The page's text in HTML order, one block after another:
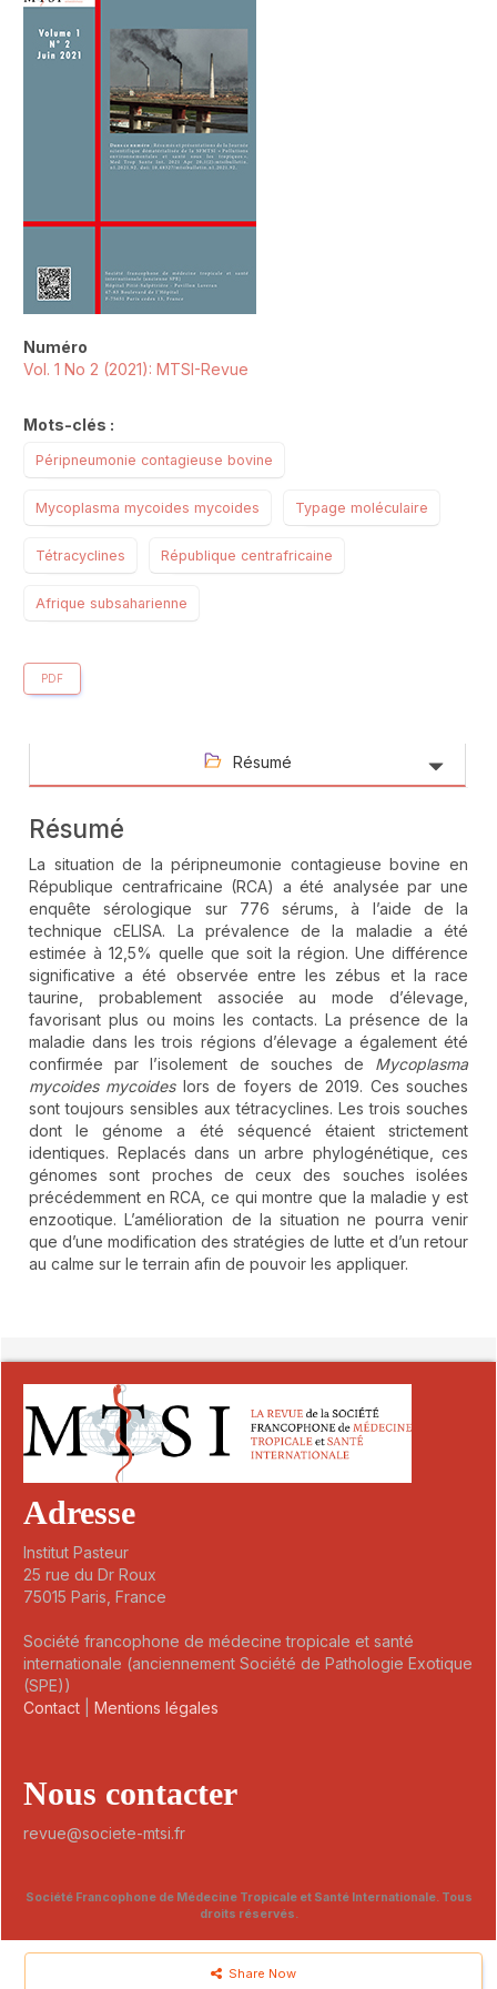
Numéro
Vol. 1 No 2 (2021): MTSI-Revue
Mots-clés :
Péripneumonie contagieuse bovine
Mycoplasma mycoides mycoides Typage moléculaire
Tétracyclines République centrafricaine
Afrique subsaharienne
PDF
Résumé
Résumé
La situation de la péripneumonie contagieuse bovine en
République centrafricaine (RCA) a été analysée par une
enquête sérologique sur 776 sérums, à l’aide de la
technique cELISA. La prévalence de la maladie a été
estimée à 12,5% quelle que soit la région. Une différence
significative a été observée entre les zébus et la race
taurine, probablement associée au mode d’élevage,
favorisant plus ou moins les contacts. La présence de la
maladie dans les trois régions d’élevage a également été
confirmée par l’isolement de souches de Mycoplasma
mycoides mycoideslors de foyers de 2019. Ces souches
sont toujours sensibles aux tétracyclines. Les trois souches
dont le génome a été séquencé étaient strictement
identiques. Replacés dans un arbre phylogénétique, ces
génomes sont proches de ceux des souches isolées
précédemment en RCA, ce qui montre que la maladie y est
enzootique. L’amélioration de la situation ne pourra venir
que d’une modification des stratégies de lutte et d’un retour
au calme sur le terrain afin de pouvoir les appliquer.
Share Now
Adresse
Institut Pasteur
25 rue du Dr Roux
75015 Paris, France
Société francophone de médecine tropicale et santé
internationale (anciennement Société de Pathologie Exotique
(SPE))
Contact
Mentions légales
Nous contacter
revue@societe-mtsi.fr
Société Francophone de Médecine Tropicale et Santé Internationale. Tous
droits réservés.